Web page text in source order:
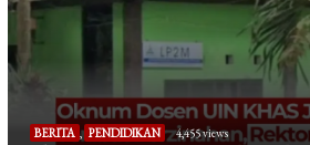
BERITA , PENDIDIKAN 4,455 views